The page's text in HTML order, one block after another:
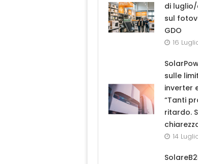
di
sul
GDO
16
sulle
inverter
“Tanti
ritardo.
14